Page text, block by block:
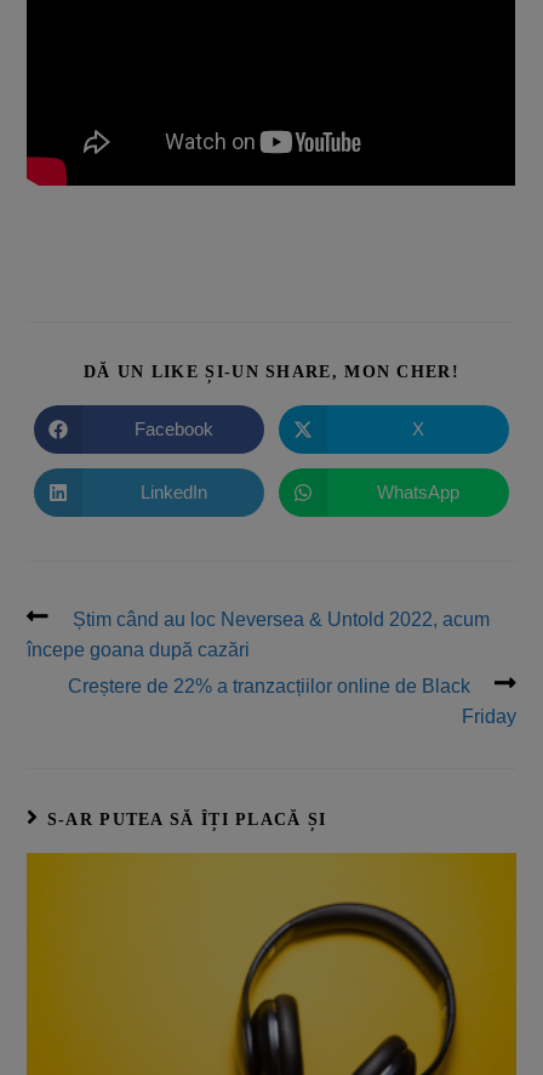
DĂ UN LIKE ȘI-UN SHARE, MON CHER!
Facebook X
LinkedIn WhatsApp
Știm când au loc Neversea & Untold 2022, acum
începe goana după cazări
Creștere de 22% a tranzacțiilor online de Black
Friday
S-AR PUTEA SĂ ÎȚI PLACĂ ȘI